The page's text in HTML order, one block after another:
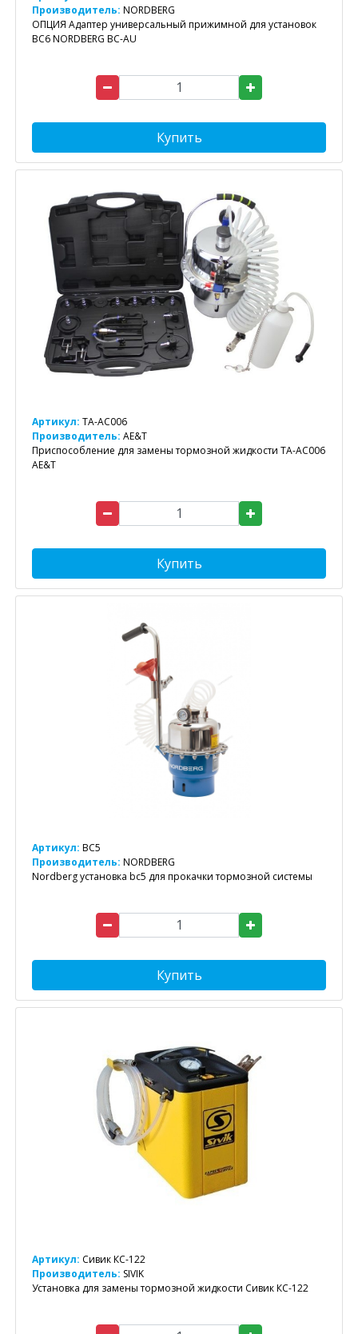
Производитель: NORDBERG
ОПЦИЯ Адаптер универсальный прижимной для установок
BC6 NORDBERG BC-AU
Купить
Артикул: TA-AC006
Производитель: AE&T
Приспособление для замены тормозной жидкости TA-AC006
AE&T
Купить
Артикул: BC5
Производитель: NORDBERG
Nordberg установка bc5 для прокачки тормозной системы
Купить
Артикул: Сивик КС-122
Производитель: SIVIK
Установка для замены тормозной жидкости Сивик КС-122